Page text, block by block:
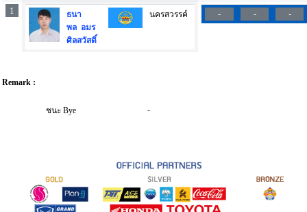
1
ธนา
พล อมร
ศิลสวัสดิ์
นครสวรรค์ - - -
Remark :
ชนะ Bye -